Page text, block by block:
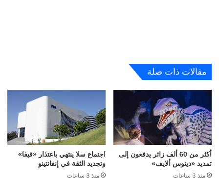
مقالات ذات صلة
أكثر من 60 ألف زائر يدفعون إلى
تمديد «دينوس ألايف»
منذ 3 ساعات
اجتماع سلا ينتهي باعتذار «فيفا»
وتجديد الثقة في إنفانتينو
منذ 3 ساعات